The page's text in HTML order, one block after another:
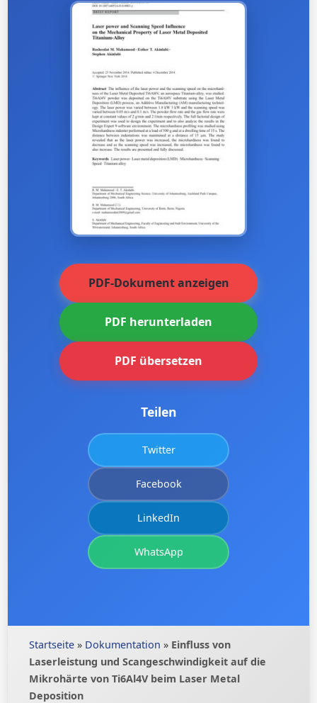
PDF-Dokument anzeigen
PDF herunterladen
PDF übersetzen
Teilen
Twitter
Facebook
LinkedIn
WhatsApp
Startseite » Dokumentation » Einfluss von
Laserleistung und Scangeschwindigkeit auf die
Mikrohärte von Ti6Al4V beim Laser Metal
Deposition